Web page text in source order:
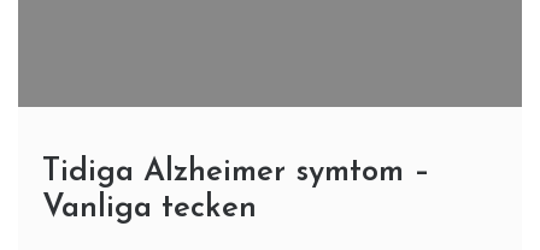
Tidiga Alzheimer symtom –
Vanliga tecken